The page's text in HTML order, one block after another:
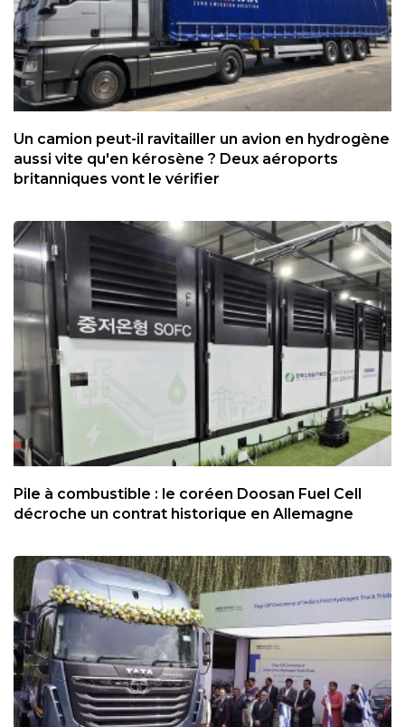
Un camion peut-il ravitailler un avion en hydrogène
aussi vite qu'en kérosène ? Deux aéroports
britanniques vont le vérifier
Pile à combustible : le coréen Doosan Fuel Cell
décroche un contrat historique en Allemagne